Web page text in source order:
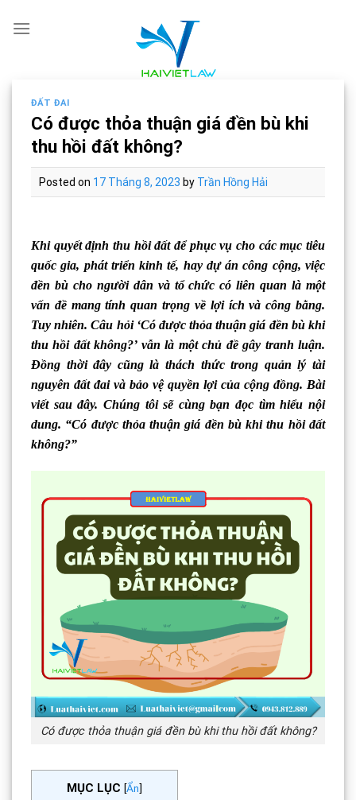
ĐẤT ĐAI
Có được thỏa thuận giá đền bù khi
thu hồi đất không?
Posted on 17 Tháng 8, 2023 by Trần Hồng Hải
Khi quyết định thu hồi đất để phục vụ cho các mục tiêu
quốc gia, phát triển kinh tế, hay dự án công cộng, việc
đền bù cho người dân và tổ chức có liên quan là một
vấn đề mang tính quan trọng về lợi ích và công bằng.
Tuy nhiên. Câu hỏi ‘Có được thỏa thuận giá đền bù khi
thu hồi đất không?’ vẫn là một chủ đề gây tranh luận.
Đồng thời đây cũng là thách thức trong quản lý tài
nguyên đất đai và bảo vệ quyền lợi của cộng đồng. Bài
viết sau đây. Chúng tôi sẽ cùng bạn đọc tìm hiểu nội
dung. “Có được thỏa thuận giá đền bù khi thu hồi đất
không?”
Có được thỏa thuận giá đền bù khi thu hồi đất không?
MỤC LỤC [Ẩn]